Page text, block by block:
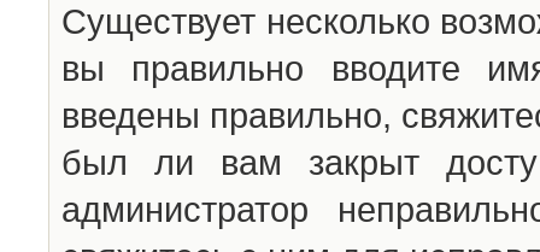
Существует несколько
вы правильно вводите
введены правильно,
был ли вам закрыт
администратор